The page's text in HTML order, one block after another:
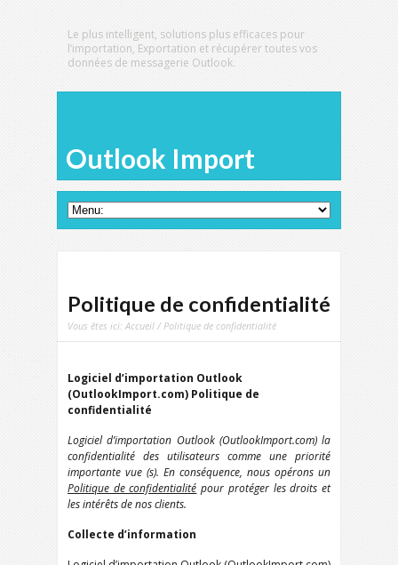
Le plus intelligent, solutions plus efficaces pour
l’importation, Exportation et récupérer toutes vos
données de messagerie Outlook.
Outlook Import
Politique de confidentialité
Vous êtes ici: Accueil / Politique de confidentialité
Logiciel d’importation Outlook
(OutlookImport.com) Politique de
confidentialité
Logiciel d’importation Outlook (OutlookImport.com) la
confidentialité des utilisateurs comme une priorité
importante vue (s). En conséquence, nous opérons un
Politique de confidentialité pour protéger les droits et
les intérêts de nos clients.
Collecte d’information